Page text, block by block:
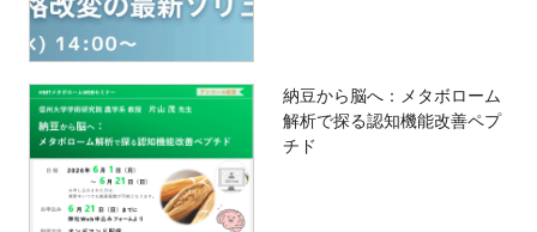
納豆から脳へ：メタボローム
解析で探る認知機能改善ペプ
チド